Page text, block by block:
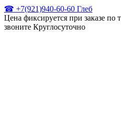
☎ +7(921)940-60-60 Глеб
Цена фиксируется при заказе по
звоните Круглосуточно